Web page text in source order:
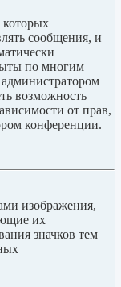
сообщения, и
по многим
возможность
от прав,
конференции.
изображения,
их
значков тем